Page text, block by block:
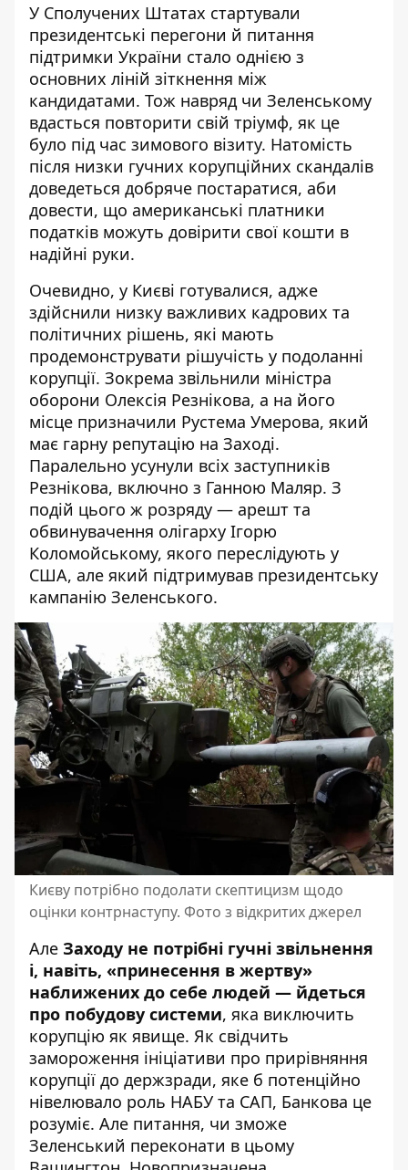
У Сполучених Штатах стартували
президентські перегони й питання
підтримки України стало однією з
основних ліній зіткнення між
кандидатами. Тож навряд чи Зеленському
вдасться повторити свій тріумф, як це
було під час зимового візиту. Натомість
після низки гучних корупційних скандалів
доведеться добряче постаратися, аби
довести, що американські платники
податків можуть довірити свої кошти в
надійні руки.
Очевидно, у Києві готувалися, адже
здійснили низку важливих кадрових та
політичних рішень, які мають
продемонструвати рішучість у подоланні
корупції. Зокрема звільнили міністра
оборони Олексія Резнікова, а на його
місце призначили Рустема Умерова, який
має гарну репутацію на Заході.
Паралельно усунули всіх заступників
Резнікова, включно з Ганною Маляр. З
подій цього ж розряду — арешт та
обвинувачення олігарху Ігорю
Коломойському, якого переслідують у
США, але який підтримував президентську
кампанію Зеленського.
Києву потрібно подолати скептицизм щодо
оцінки контрнаступу. Фото з відкритих джерел
Але Заходу не потрібні гучні звільнення
і, навіть, «принесення в жертву»
наближених до себе людей — йдеться
про побудову системи, яка виключить
корупцію як явище. Як свідчить
замороження ініціативи про прирівняння
корупції до держзради, яке б потенційно
нівелювало роль НАБУ та САП, Банкова це
розуміє. Але питання, чи зможе
Зеленський переконати в цьому